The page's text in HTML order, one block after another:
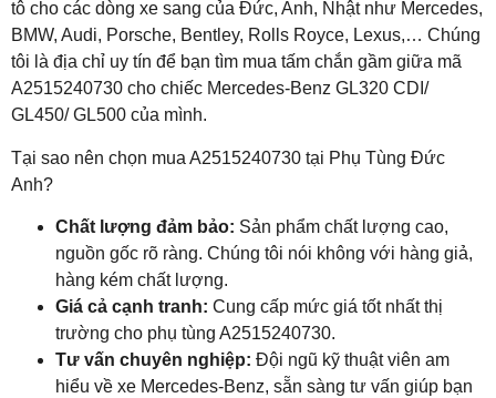
tô cho các dòng xe sang của Đức, Anh, Nhật như Mercedes,
BMW, Audi, Porsche, Bentley, Rolls Royce, Lexus,… Chúng
tôi là địa chỉ uy tín để bạn tìm mua tấm chắn gầm giữa mã
A2515240730 cho chiếc Mercedes-Benz GL320 CDI/
GL450/ GL500 của mình.
Tại sao nên chọn mua A2515240730 tại Phụ Tùng Đức
Anh?
Chất lượng đảm bảo: Sản phẩm chất lượng cao,
nguồn gốc rõ ràng. Chúng tôi nói không với hàng giả,
hàng kém chất lượng.
Giá cả cạnh tranh: Cung cấp mức giá tốt nhất thị
trường cho phụ tùng A2515240730.
Tư vấn chuyên nghiệp: Đội ngũ kỹ thuật viên am
hiểu về xe Mercedes-Benz, sẵn sàng tư vấn giúp bạn